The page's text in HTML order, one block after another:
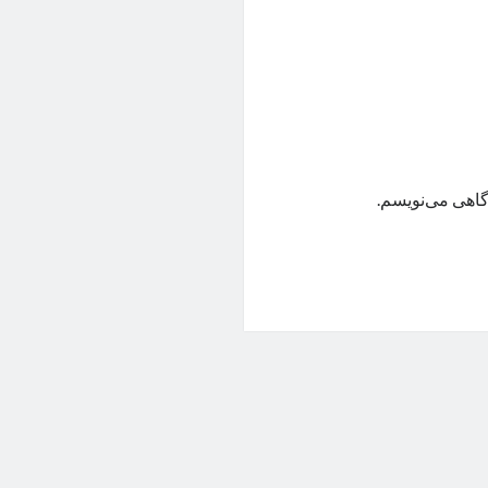
می‌نویسم.